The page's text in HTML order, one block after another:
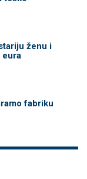
ženu i
fabriku